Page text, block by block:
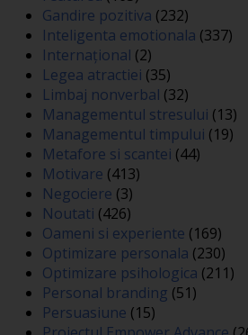
Gandire pozitiva (232)
Inteligenta emotionala (337)
Internațional (2)
Legea atractiei (35)
Limbaj nonverbal (32)
Managementul stresului (13)
Managementul timpului (19)
Metafore si scantei (44)
Motivare (413)
Negociere (3)
Noutati (426)
Oameni si experiente (169)
Optimizare personala (230)
Optimizare psihologica (211)
Personal branding (51)
Persuasiune (15)